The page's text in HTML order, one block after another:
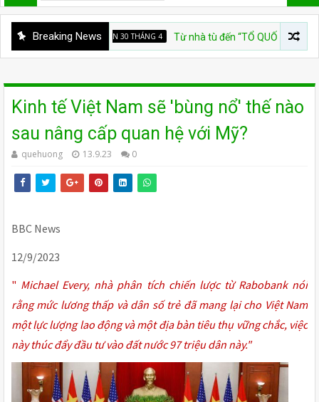
Breaking News
QUỐC HẬN 30 THÁNG 4 Từ nhà tù đến “TỔ QUỐC TRĂM NĂM”
Kinh tế Việt Nam sẽ 'bùng nổ' thế nào
sau nâng cấp quan hệ với Mỹ?
quehuong 13.9.23 0
BBC News
12/9/2023
" Michael Every, nhà phân tích chiến lược từ Rabobank nói
rằng mức lương thấp và dân số trẻ đã mang lại cho Việt Nam
một lực lượng lao động và một địa bàn tiêu thụ vững chắc, việc
này thúc đẩy đầu tư vào đất nước 97 triệu dân này."